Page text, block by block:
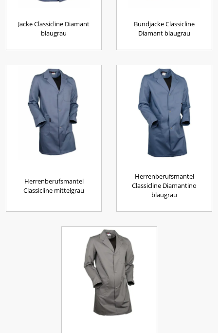
Jacke Classicline Diamant
blaugrau
Bundjacke Classicline
Diamant blaugrau
Herrenberufsmantel
Classicline mittelgrau
Herrenberufsmantel
Classicline Diamantino
blaugrau